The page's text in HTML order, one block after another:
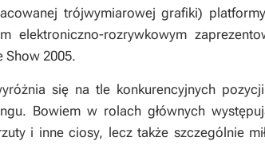
trójwymiarowej grafiki)
elektroniczno-rozrywkowym
Show 2005.
się na tle konkurencyjnych
Bowiem w rolach głównych
i inne ciosy, lecz także szczególnie